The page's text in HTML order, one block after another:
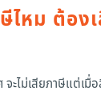
ไหม ต้อง
ะไม่เสียภาษีแต่เมื่